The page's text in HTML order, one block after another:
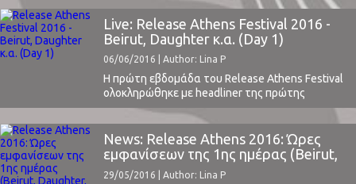
Live: Release Athens Festival 2016 -
Beirut, Daughter κ.α. (Day 1)
06/06/2016 | Author: Lina P
Η πρώτη εβδομάδα του Release Athens Festival
ολοκληρώθηκε με headliner της πρώτης
βραδιάς τους Beirut και της δεύτερης τον Parov
Stelar και τη μπάντα του. Όλα κύλησαν ομαλά,
απίστευτα ομαλά και με ακρίβεια και οργάνωση
που η Ελλάδα σπάνια βλέπει σε φεστιβάλ. Ο
χώρος, η Πλατεία Νερού, ιδανικός, αλλά αυτό ...
News: Release Athens 2016: Ώρες
εμφανίσεων της 1ης ημέρας (Beirut,
Daughter, Cass McCombs, κ.α.)
29/05/2016 | Author: Lina P